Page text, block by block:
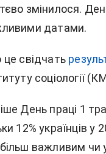
змінилося.
датами.
це свідчать
соціології
День праці 1
12% українців у
важливим чи